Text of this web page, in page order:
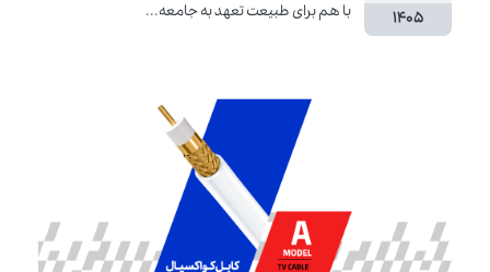
۱۴۰۵
با هم برای طبیعت تعهد به جامعه...